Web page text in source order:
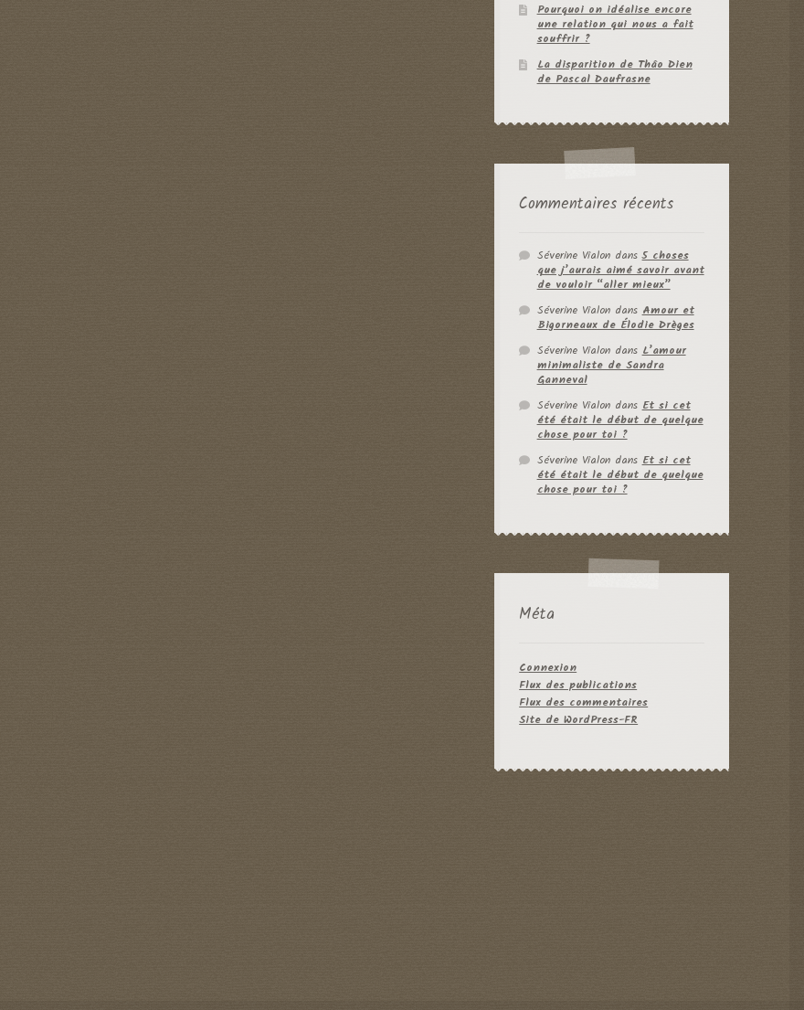
Pourquoi on idéalise encore
une relation qui nous a fait
souffrir ?
La disparition de Thâo Dien
de Pascal Daufrasne
Commentaires récents
Séverine Vialondans5 choses
que j’aurais aimé savoir avant
de vouloir “aller mieux”
Séverine VialondansAmour et
Bigorneaux de Élodie Drèges
Séverine VialondansL’amour
minimaliste de Sandra
Ganneval
Séverine VialondansEt si cet
été était le début de quelque
chose pour toi ?
Séverine VialondansEt si cet
été était le début de quelque
chose pour toi ?
Méta
Connexion
Flux des publications
Flux des commentaires
Site de WordPress-FR